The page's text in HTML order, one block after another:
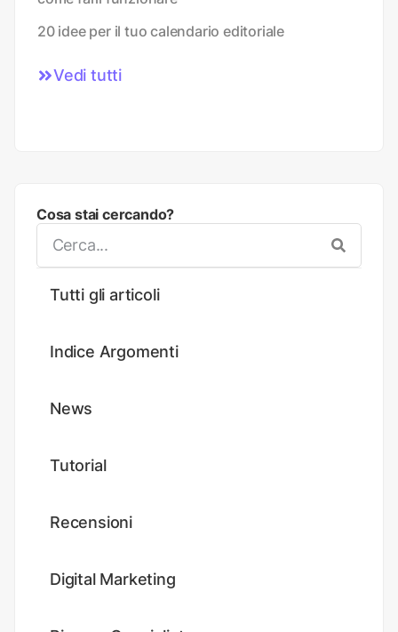
20 idee per il tuo calendario editoriale
Vedi tutti
Cosa stai cercando?
Tutti gli articoli
Indice Argomenti
News
Tutorial
Recensioni
Digital Marketing